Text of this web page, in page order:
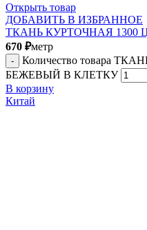
Открыть товар
ДОБАВИТЬ В ИЗБРАННОЕ
ТКАНЬ КУРТОЧНАЯ
670 ₽метр
Количество товара
БЕЖЕВЫЙ В КЛЕТКУ
В корзину
Китай